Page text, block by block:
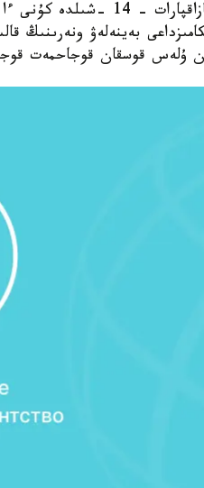
استانا. قازاقپارات
بەينەلەۋ ونەرىنىڭ
ۇلەس قوسقان قوجاحمەت